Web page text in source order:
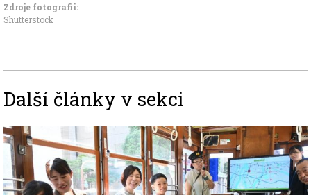
Zdroje fotografii:
Shutterstock
Další články v sekci
Image